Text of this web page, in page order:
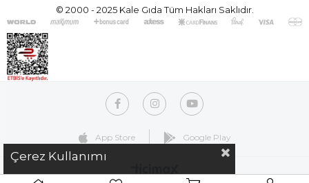
© 2000 - 2025 Kale Gıda Tüm Hakları Saklıdır.
App Store Google Play
Çerez Kullanımı